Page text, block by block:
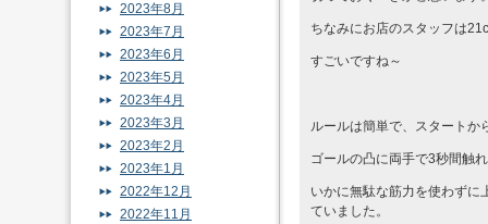
ちなみにお店のスタッフは
すごいですね～
ルールは簡単で、スタートか
ゴールの凸に両手で3秒間触
いかに無駄な筋力を使わずに
ていました。
2023年8月
2023年7月
2023年6月
2023年5月
2023年4月
2023年3月
2023年2月
2023年1月
2022年12月
2022年11月